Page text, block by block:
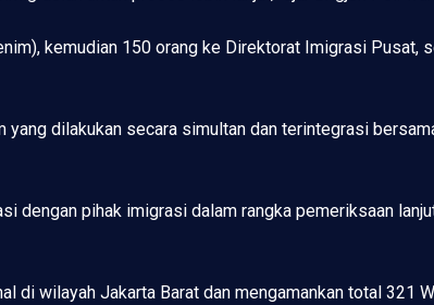
kemudian 150 orang ke Direktorat Imigrasi Pusat,
yang dilakukan secara simultan dan terintegrasi
dengan pihak imigrasi dalam rangka pemeriksaan
di wilayah Jakarta Barat dan mengamankan total 321